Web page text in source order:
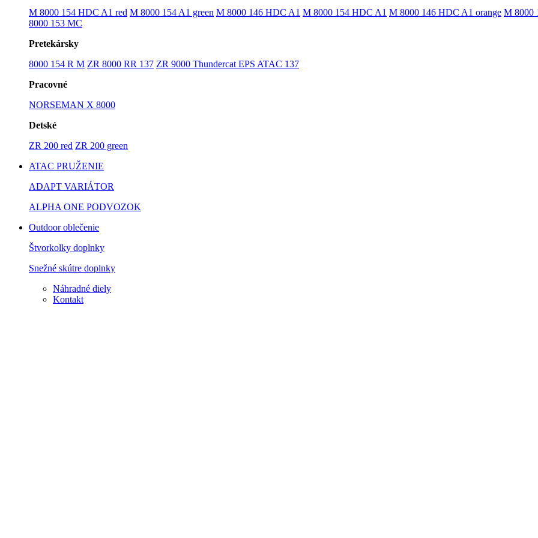
M 8000 154 HDC A1 red M 8000 154 A1 green M 8000 146 HDC A1 M 8000 154 HDC A1 M 8000 146 HDC A1 orange M 8000
8000 153 MC
Pretekársky
8000 154 R M ZR 8000 RR 137 ZR 9000 Thundercat EPS ATAC 137
Pracovné
NORSEMAN X 8000
Detské
ZR 200 red ZR 200 green
ATAC PRUŽENIE
ADAPT VARIÁTOR
ALPHA ONE PODVOZOK
Outdoor oblečenie
Štvorkolky doplnky
Snežné skútre doplnky
Náhradné diely
Kontakt